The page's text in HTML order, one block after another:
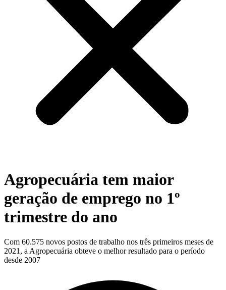
Agropecuária tem maior
geração de emprego no 1º
trimestre do ano
Com 60.575 novos postos de trabalho nos três primeiros meses de
2021, a Agropecuária obteve o melhor resultado para o período
desde 2007